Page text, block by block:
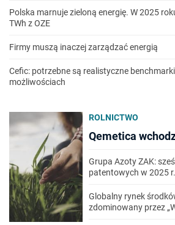
Polska marnuje zieloną energię. W 2025
TWh z OZE
Firmy muszą inaczej zarządzać energią
Cefic: potrzebne są realistyczne
możliwościach
ROLNICTWO
Qemetica
Grupa Azoty ZAK:
patentowych w 2025 r.
Globalny rynek
zdominowany przez